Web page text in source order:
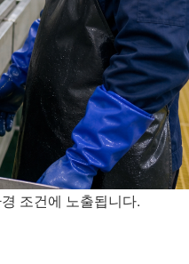
조건에 노출됩니다.